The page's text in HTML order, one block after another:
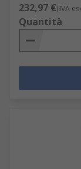
232,97 €(IVA
Quantità